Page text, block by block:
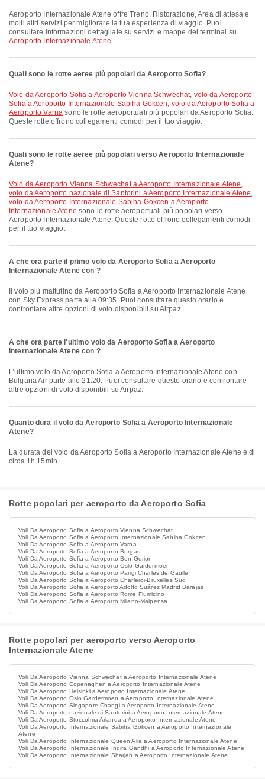
Aeroporto Internazionale Atene offre Treno, Ristorazione, Area di attesa e
molti altri servizi per migliorare la tua esperienza di viaggio. Puoi
consultare informazioni dettagliate su servizi e mappe dei terminal su
Aeroporto Internazionale Atene.
Quali sono le rotte aeree più popolari da Aeroporto Sofia?
volo da Aeroporto Sofia a Aeroporto Vienna Schwechat, volo da Aeroporto
Sofia a Aeroporto Internazionale Sabiha Gokcen, volo da Aeroporto Sofia a
Aeroporto Varna sono le rotte aeroportuali più popolari da Aeroporto Sofia.
Queste rotte offrono collegamenti comodi per il tuo viaggio.
Quali sono le rotte aeree più popolari verso Aeroporto Internazionale
Atene?
volo da Aeroporto Vienna Schwechat a Aeroporto Internazionale Atene,
volo da Aeroporto nazionale di Santorini a Aeroporto Internazionale Atene,
volo da Aeroporto Internazionale Sabiha Gokcen a Aeroporto
Internazionale Atene sono le rotte aeroportuali più popolari verso
Aeroporto Internazionale Atene. Queste rotte offrono collegamenti comodi
per il tuo viaggio.
A che ora parte il primo volo da Aeroporto Sofia a Aeroporto
Internazionale Atene con ?
con Sky Express parte alle 09:35. Puoi consultare questo orario e
confrontare altre opzioni di volo disponibili su Airpaz.
A che ora parte l'ultimo volo da Aeroporto Sofia a Aeroporto
Internazionale Atene con ?
L’ultimo volo da Aeroporto Sofia a Aeroporto Internazionale Atene con
Bulgaria Air parte alle 21:20. Puoi consultare questo orario e confrontare
altre opzioni di volo disponibili su Airpaz.
Quanto dura il volo da Aeroporto Sofia a Aeroporto Internazionale
Atene?
La durata del volo da Aeroporto Sofia a Aeroporto Internazionale Atene è di
circa 1h 15min.
Rotte popolari per aeroporto da Aeroporto Sofia
Voli Da Aeroporto Sofia a Aeroporto Vienna Schwechat
Voli Da Aeroporto Sofia a Aeroporto Internazionale Sabiha Gokcen
Voli Da Aeroporto Sofia a Aeroporto Varna
Voli Da Aeroporto Sofia a Aeroporto Burgas
Voli Da Aeroporto Sofia a Aeroporto Ben Gurion
Voli Da Aeroporto Sofia a Aeroporto Oslo Gardermoen
Voli Da Aeroporto Sofia a Aeroporto Parigi Charles de Gaulle
Voli Da Aeroporto Sofia a Aeroporto Charleroi-Bruxelles Sud
Voli Da Aeroporto Sofia a Aeroporto Adolfo Suárez Madrid Barajas
Voli Da Aeroporto Sofia a Aeroporto Rome Fiumicino
Voli Da Aeroporto Sofia a Aeroporto Milano-Malpensa
Rotte popolari per aeroporto verso Aeroporto
Internazionale Atene
Voli Da Aeroporto Vienna Schwechat a Aeroporto Internazionale Atene
Voli Da Aeroporto Copenaghen a Aeroporto Internazionale Atene
Voli Da Aeroporto Helsinki a Aeroporto Internazionale Atene
Voli Da Aeroporto Oslo Gardermoen a Aeroporto Internazionale Atene
Voli Da Aeroporto Singapore Changi a Aeroporto Internazionale Atene
Voli Da Aeroporto nazionale di Santorini a Aeroporto Internazionale Atene
Voli Da Aeroporto Stoccolma Arlanda a Aeroporto Internazionale Atene
Voli Da Aeroporto Internazionale Sabiha Gokcen a Aeroporto Internazionale
Atene
Voli Da Aeroporto Internazionale Queen Alia a Aeroporto Internazionale Atene
Voli Da Aeroporto Internazionale Indira Gandhi a Aeroporto Internazionale Atene
Voli Da Aeroporto Internazionale Sharjah a Aeroporto Internazionale Atene